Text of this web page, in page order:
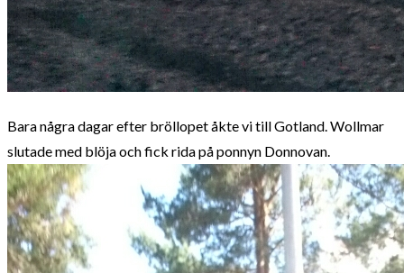
Bara några dagar efter bröllopet åkte vi till Gotland. Wollmar
slutade med blöja och fick rida på ponnyn Donnovan.